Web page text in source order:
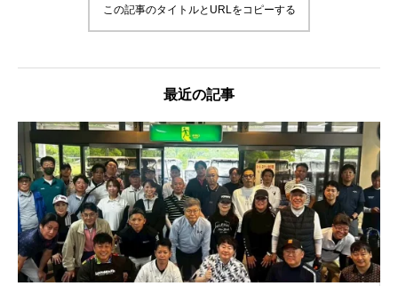
この記事のタイトルとURLをコピーする
最近の記事